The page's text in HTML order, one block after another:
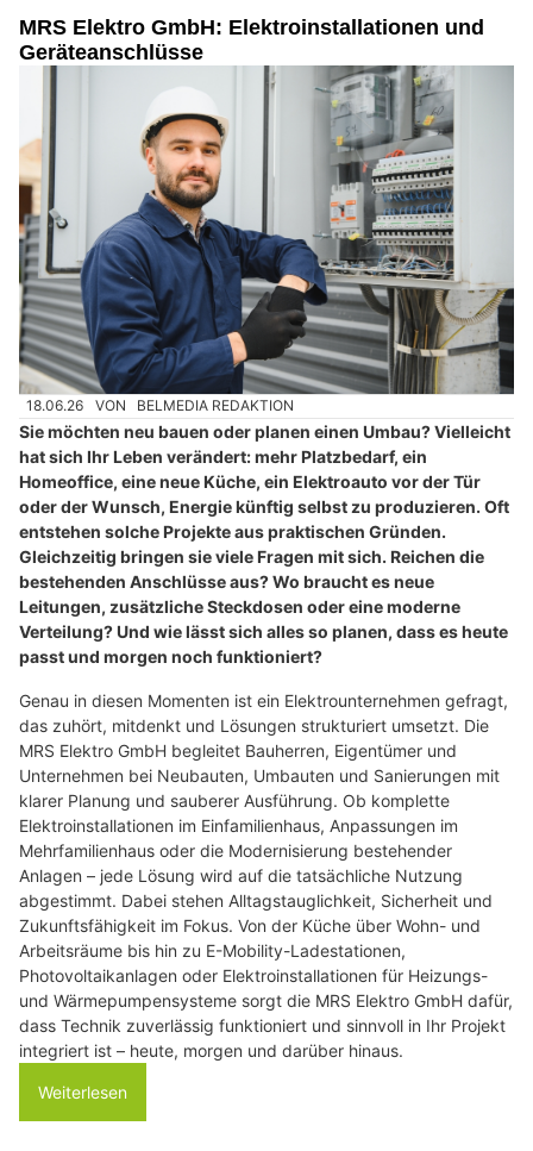
MRS Elektro GmbH: Elektroinstallationen und
Geräteanschlüsse
18.06.26 VON BELMEDIA REDAKTION
Sie möchten neu bauen oder planen einen Umbau? Vielleicht
hat sich Ihr Leben verändert: mehr Platzbedarf, ein
Homeoffice, eine neue Küche, ein Elektroauto vor der Tür
oder der Wunsch, Energie künftig selbst zu produzieren. Oft
entstehen solche Projekte aus praktischen Gründen.
Gleichzeitig bringen sie viele Fragen mit sich. Reichen die
bestehenden Anschlüsse aus? Wo braucht es neue
Leitungen, zusätzliche Steckdosen oder eine moderne
Verteilung? Und wie lässt sich alles so planen, dass es heute
passt und morgen noch funktioniert?
Genau in diesen Momenten ist ein Elektrounternehmen gefragt,
das zuhört, mitdenkt und Lösungen strukturiert umsetzt. Die
MRS Elektro GmbH begleitet Bauherren, Eigentümer und
Unternehmen bei Neubauten, Umbauten und Sanierungen mit
klarer Planung und sauberer Ausführung. Ob komplette
Elektroinstallationen im Einfamilienhaus, Anpassungen im
Mehrfamilienhaus oder die Modernisierung bestehender
Anlagen – jede Lösung wird auf die tatsächliche Nutzung
abgestimmt. Dabei stehen Alltagstauglichkeit, Sicherheit und
Zukunftsfähigkeit im Fokus. Von der Küche über Wohn- und
Arbeitsräume bis hin zu E-Mobility-Ladestationen,
Photovoltaikanlagen oder Elektroinstallationen für Heizungs-
und Wärmepumpensysteme sorgt die MRS Elektro GmbH dafür,
dass Technik zuverlässig funktioniert und sinnvoll in Ihr Projekt
integriert ist – heute, morgen und darüber hinaus.
Weiterlesen